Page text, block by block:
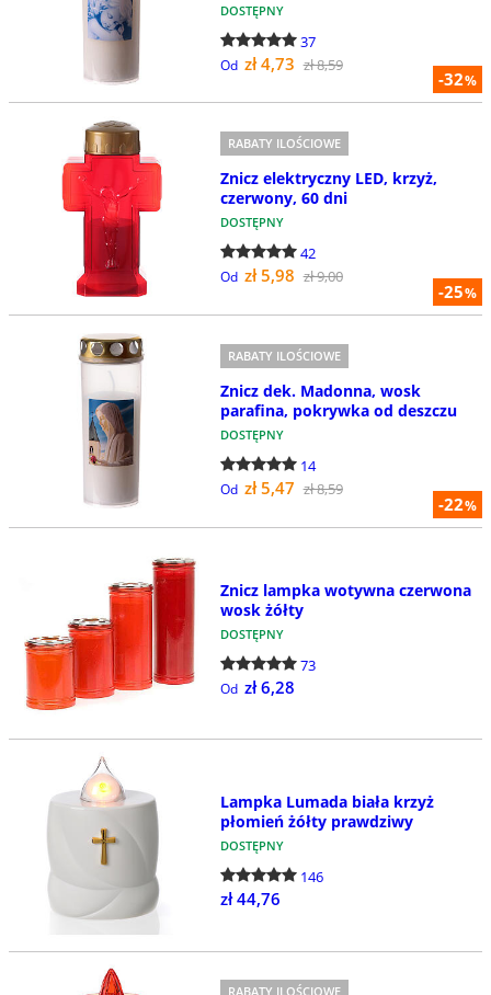
-32%
DOSTĘPNY
37
Od zł 4,73 zł 8,59
-25%
RABATY ILOŚCIOWE
Znicz elektryczny LED, krzyż,
czerwony, 60 dni
DOSTĘPNY
42
Od zł 5,98 zł 9,00
-22%
RABATY ILOŚCIOWE
Znicz dek. Madonna, wosk
parafina, pokrywka od deszczu
DOSTĘPNY
14
Od zł 5,47 zł 8,59
Znicz lampka wotywna czerwona
wosk żółty
DOSTĘPNY
73
Od zł 6,28
Lampka Lumada biała krzyż
płomień żółty prawdziwy
DOSTĘPNY
146
zł 44,76
RABATY ILOŚCIOWE